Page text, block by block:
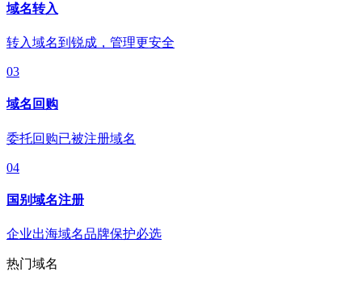
域名转入
转入域名到锐成，管理更安全
03
域名回购
委托回购已被注册域名
04
国别域名注册
企业出海域名品牌保护必选
热门域名